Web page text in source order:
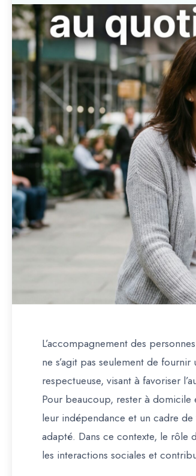
L’accompagnement des
ne s’agit pas seulement de
respectueuse, visant à favoriser
Pour beaucoup, rester à
leur indépendance et un cadre
adapté. Dans ce contexte, le rôle
les interactions sociales et